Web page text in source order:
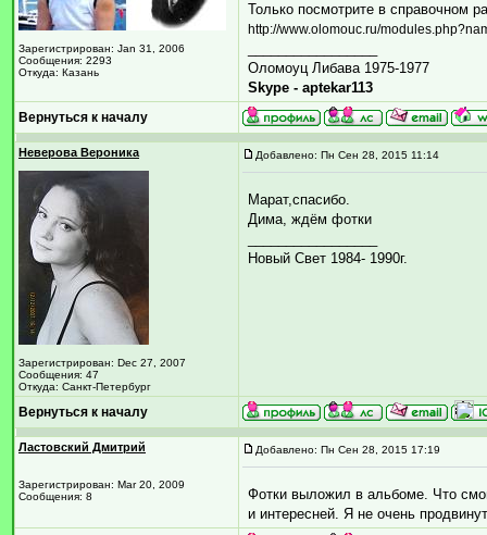
Зарегистрирован: Jan 31, 2006
Сообщения: 2293
Откуда: Казань
Только посмотрите в справочном
http://www.olomouc.ru/
Оломоуц Либава 1975-1977
Skype - aptekar113
Вернуться к началу
Неверова Вероника
Зарегистрирован: Dec 27, 2007
Сообщения: 47
Откуда: Санкт-Петербург
Добавлено: Пн Сен 28, 2015 11:14
Марат,спасибо.
Дима, ждём фотки
Новый Свет 1984- 1990г.
Вернуться к началу
Ластовский Дмитрий
Зарегистрирован: Mar 20, 2009
Сообщения: 8
Добавлено: Пн Сен 28, 2015 17:19
Фотки выложил в альбоме. Что
и интересней. Я не очень